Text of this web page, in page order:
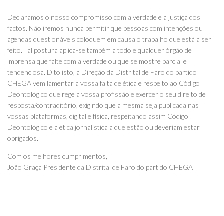
Declaramos o nosso compromisso com a verdade e a justiça dos
factos. Não iremos nunca permitir que pessoas com intenções ou
agendas questionáveis coloquem em causa o trabalho que está a ser
feito. Tal postura aplica-se também a todo e qualquer órgão de
imprensa que falte com a verdade ou que se mostre parcial e
tendenciosa. Dito isto, a Direção da Distrital de Faro do partido
CHEGA vem lamentar a vossa falta de ética e respeito ao Código
Deontológico que rege a vossa profissão e exercer o seu direito de
resposta/contraditório, exigindo que a mesma seja publicada nas
vossas plataformas, digital e física, respeitando assim Código
Deontológico e a ética jornalística a que estão ou deveriam estar
obrigados.
Com os melhores cumprimentos,
João Graça Presidente da Distrital de Faro do partido CHEGA